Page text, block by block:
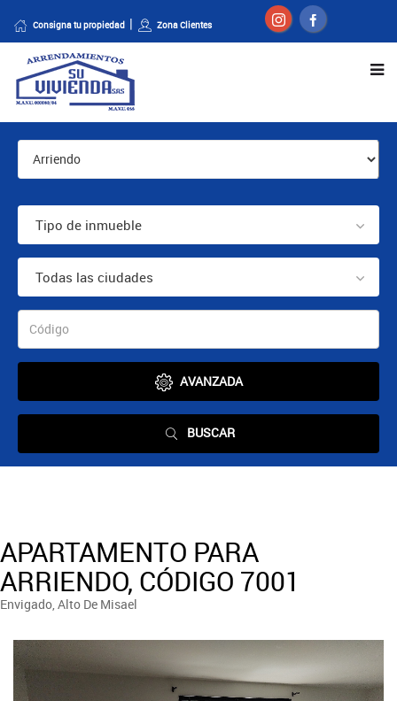
Consigna tu propiedad Zona Clientes
Tipo de inmueble
Todas las ciudades
AVANZADA
BUSCAR
APARTAMENTO PARA
ARRIENDO, CÓDIGO 7001
Envigado, Alto De Misael